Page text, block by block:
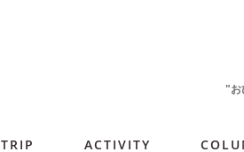
TRIP ACTIVITY